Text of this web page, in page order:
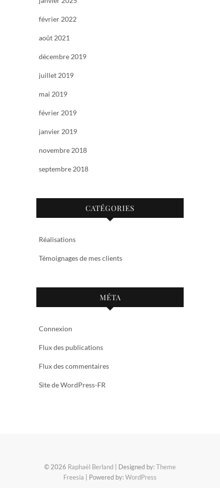
février 2022
août 2021
décembre 2019
juillet 2019
mai 2019
février 2019
janvier 2019
novembre 2018
septembre 2018
CATÉGORIES
Réalisations
Témoignages de mes clients
MÉTA
Connexion
Flux des publications
Flux des commentaires
Site de WordPress-FR
© 2026 Raphaël Berland | Designed by:Theme
Freesia | Powered by:WordPress